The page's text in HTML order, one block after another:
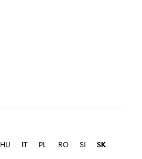
HU IT PL RO SI
SK